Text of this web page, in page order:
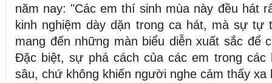
năm nay: "Các em thí sinh mùa này đều hát
kinh nghiệm dày dặn trong ca hát, mà sự tự
mang đến những màn biểu diễn xuất sắc để
Đặc biệt, sự phá cách của các em trong các
sâu, chứ không khiến người nghe cảm thấy xa